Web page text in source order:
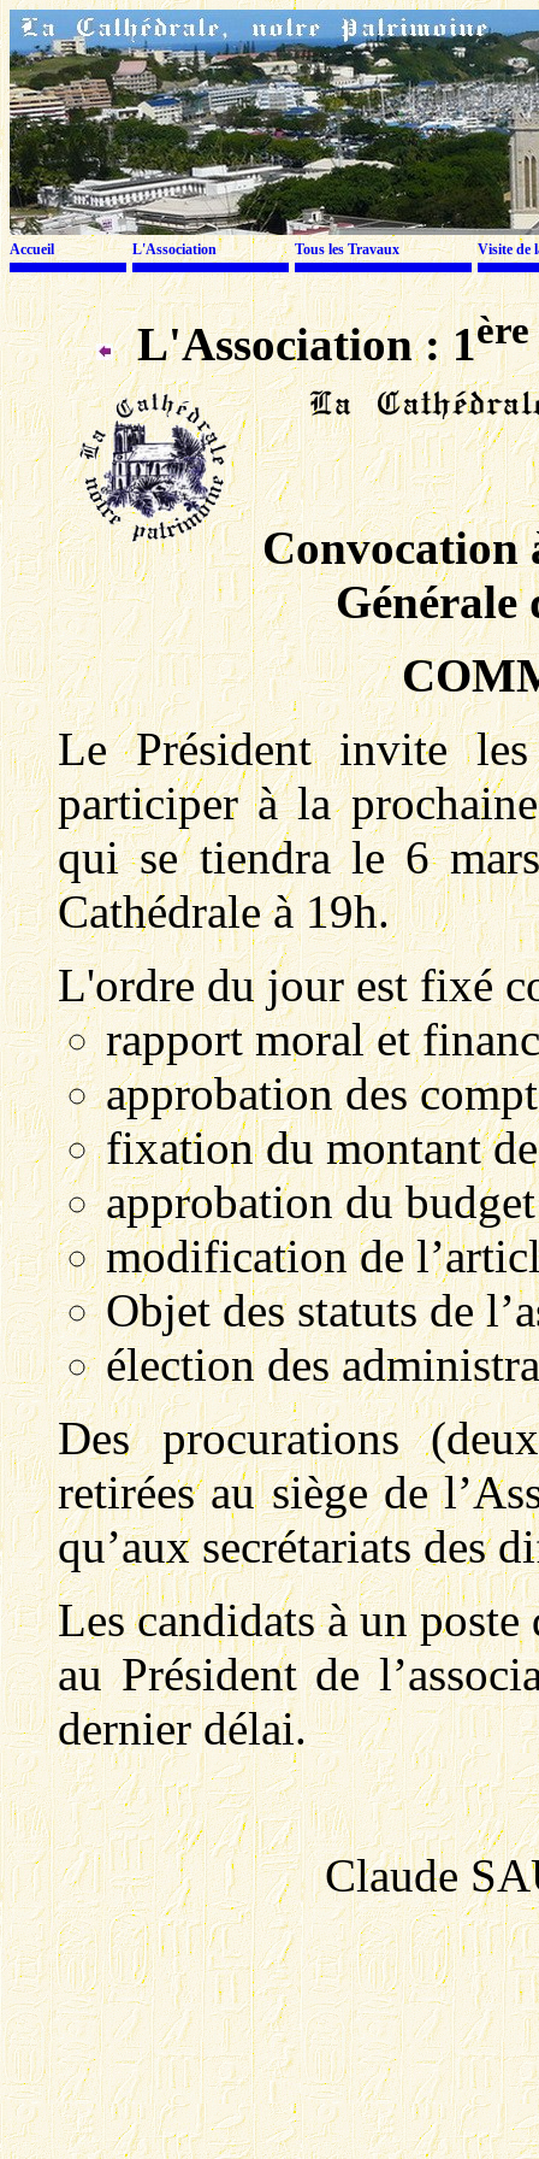
Accueil L'Association Tous les Travaux Visite de
L'Association : 1ère
Convocation
Générale
Le Président invite les
participer à la
qui se tiendra le 6
Cathédrale à 19h.
L'ordre du jour est fixé
rapport moral et
approbation des
fixation du montant
approbation du
modification de
Objet des statuts de
élection des
Des procurations
retirées au siège de
qu’aux secrétariats des
Les candidats à un
au Président de
dernier délai.
Claude